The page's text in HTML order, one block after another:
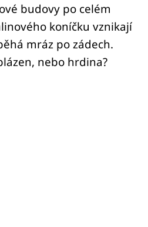
budovy po celém
koníčku vznikají
mráz po zádech.
nebo hrdina?